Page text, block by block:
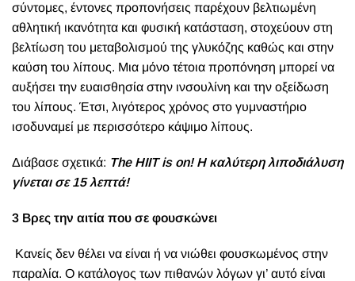
σύντομες, έντονες προπονήσεις παρέχουν βελτιωμένη
αθλητική ικανότητα και φυσική κατάσταση, στοχεύουν στη
βελτίωση του μεταβολισμού της γλυκόζης καθώς και στην
καύση του λίπους. Μια μόνο τέτοια προπόνηση μπορεί να
αυξήσει την ευαισθησία στην ινσουλίνη και την οξείδωση
του λίπους. Έτσι, λιγότερος χρόνος στο γυμναστήριο
ισοδυναμεί με περισσότερο κάψιμο λίπους.
Διάβασε σχετικά: The HIIT is on! Η καλύτερη λιποδιάλυση
γίνεται σε 15 λεπτά!
3 Βρες την αιτία που σε φουσκώνει
Κανείς δεν θέλει να είναι ή να νιώθει φουσκωμένος στην
παραλία. Ο κατάλογος των πιθανών λόγων γι’ αυτό είναι